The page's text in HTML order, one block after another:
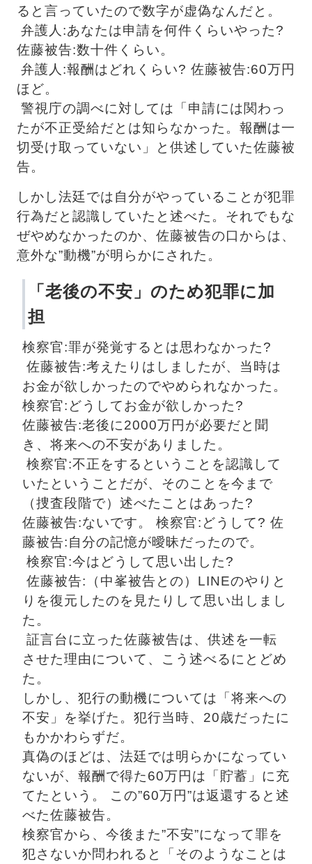
ると言っていたので数字が虚偽なんだと。
佐藤被告:数十件くらい。
ほど。
たが不正受給だとは知らなかった。 報酬は一
切受け取っていない」と供述していた佐藤被
告。
しかし法廷では自分がやっていることが犯罪
行為だと認識していたと述べた。それでもな
ぜやめなかったのか、佐藤被告の口からは、
意外な”動機”が明らかにされた。
「老後の不安」のため犯罪に加
担
検察官:罪が発覚するとは思わなかった?
検察官:どうしてお金が欲しかった?
佐藤被告:老後に2000万円が必要だと聞
き、将来への不安がありました。
いたということだが、そのことを今まで
（捜査段階で）述べたことはあった?
佐藤被告:ないです。 検察官:どうして? 佐
藤被告:自分の記憶が曖昧だったので。
検察官:今はどうして思い出した?
りを復元したのを見たりして思い出しまし
た。
させた理由について、こう述べるにとどめ
た。
しかし、犯行の動機については「将来への
不安」を挙げた。犯行当時、20歳だったに
もかかわらずだ。
真偽のほどは、法廷では明らかになってい
ないが、報酬で得た60万円は「貯蓄」に充
てたという。 この”60万円”は返還すると述
べた佐藤被告。
検察官から、今後また”不安”になって罪を
犯さないか問われると「そのようなことは